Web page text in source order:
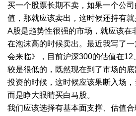
买一个股票长期不卖，如果一个公
值，那就应该卖出，这时候还持有就
A股是趋势性很强的市场，就应该在
在泡沫高的时候卖出。最近我写了
会来临》，目前沪深300的估值在12
较是很低的，既然现在到了市场的
投资的时候，这时候应该果断入场，
而是睁大眼睛买白马股。
我们应该选择有基本面支撑、估值